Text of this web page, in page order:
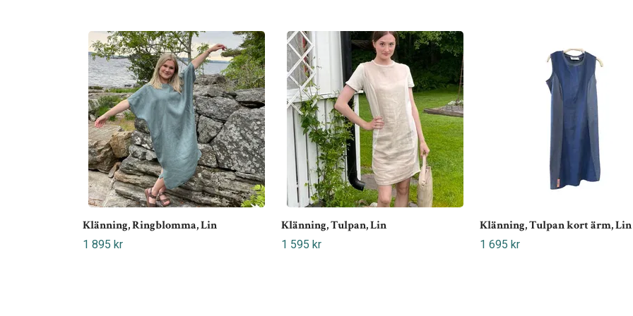
Klänning, Ringblomma, Lin
1 895 kr
Klänning, Tulpan, Lin
1 595 kr
Klänning, Tulpan kort ärm, Lin
1 695 kr